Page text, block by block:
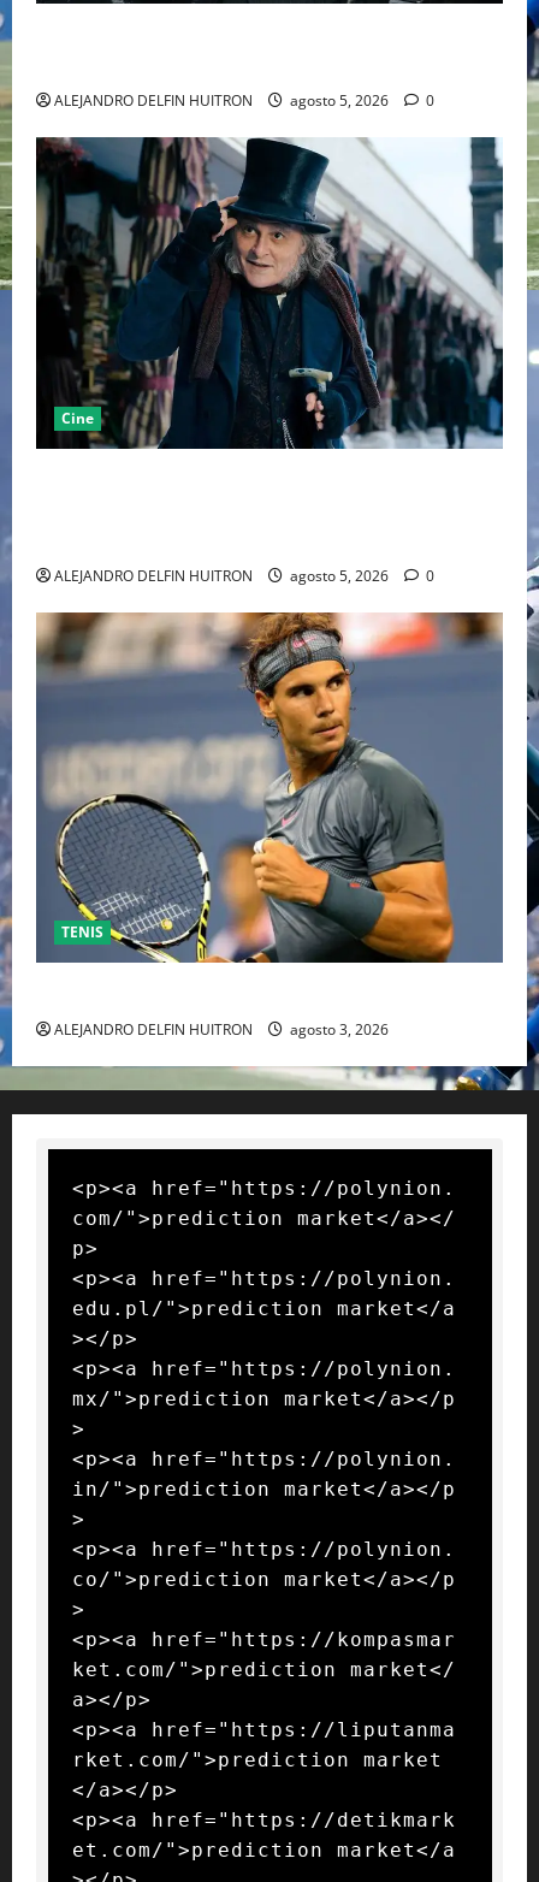
ALEJANDRO DELFIN HUITRON agosto 5, 2026 0
Cine
ALEJANDRO DELFIN HUITRON agosto 5, 2026 0
TENIS
ALEJANDRO DELFIN HUITRON agosto 3, 2026
<p><a href="https://polynion.
com/">prediction market</a></
p>
<p><a href="https://polynion.
edu.pl/">prediction market</a
></p>
<p><a href="https://polynion.
mx/">prediction market</a></p
>
<p><a href="https://polynion.
in/">prediction market</a></p
>
<p><a href="https://polynion.
co/">prediction market</a></p
>
<p><a href="https://kompasmar
ket.com/">prediction market</
a></p>
<p><a href="https://liputanma
rket.com/">prediction market
</a></p>
<p><a href="https://detikmark
et.com/">prediction market</a